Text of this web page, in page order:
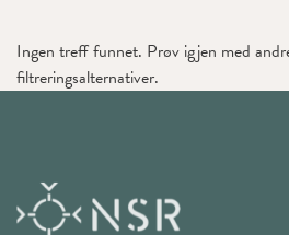
Ingen treff funnet. Prøv igjen med
filtreringsalternativer.